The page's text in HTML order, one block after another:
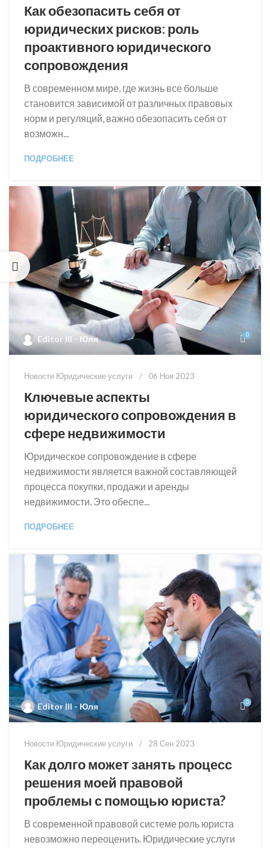
Как обезопасить себя от
юридических рисков: роль
проактивного юридического
сопровождения
В современном мире, где жизнь все больше
становится зависимой от различных правовых
норм и регуляций, важно обезопасить себя от
возможн...
ПОДРОБНЕЕ
Editor III - Юля 0
Новости Юридические услуги 06 Ноя 2023
Ключевые аспекты
юридического сопровождения в
сфере недвижимости
Юридическое сопровождение в сфере
недвижимости является важной составляющей
процесса покупки, продажи и аренды
недвижимости. Это обеспе...
ПОДРОБНЕЕ
Editor III - Юля 0
Новости Юридические услуги 28 Сен 2023
Как долго может занять процесс
решения моей правовой
проблемы с помощью юриста?
В современной правовой системе роль юриста
невозможно переоценить. Юридические услуги